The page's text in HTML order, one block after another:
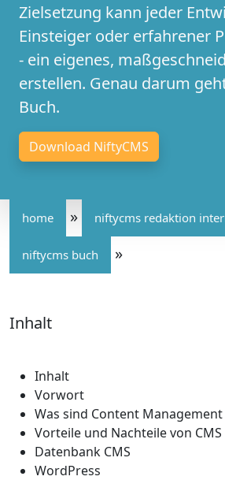
Zielsetzung kann jeder
Einsteiger oder erfahrener
- ein eigenes,
erstellen. Genau darum
Buch.
Download NiftyCMS
home » niftycms redaktion
niftycms buch »
Inhalt
Inhalt
Vorwort
Was sind Content Management
Vorteile und Nachteile von CMS
Datenbank CMS
WordPress